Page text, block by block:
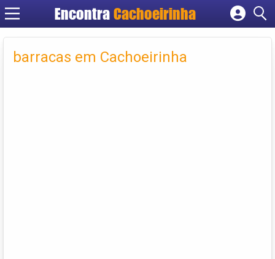
Encontra Cachoeirinha
Cadastrar empresa
Criar conta
barracas em Cachoeirinha